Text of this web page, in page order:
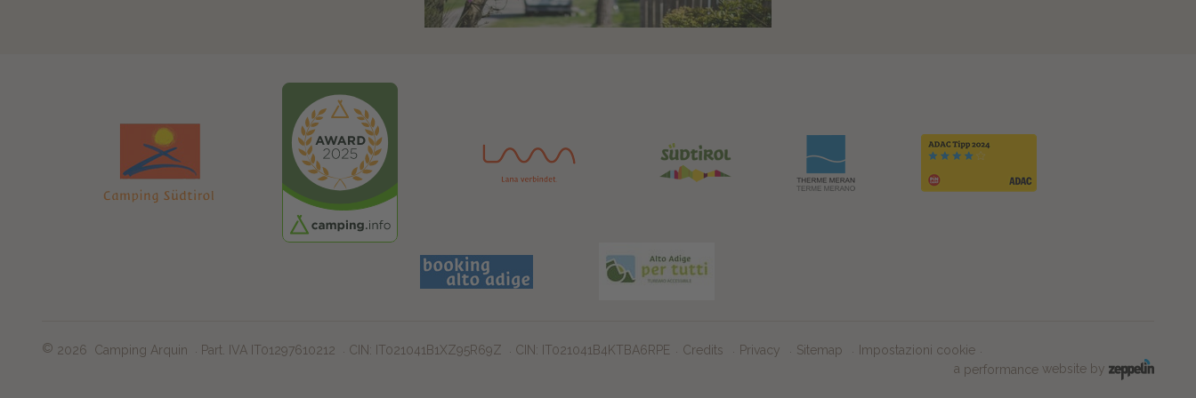
© 2026 Camping Arquin Part. IVA IT01297610212 CIN: IT021041B1XZ95R69Z CIN: IT021041B4KTBA6RPE Credits Privacy Sitemap
Impostazioni cookie
a performancewebsite by